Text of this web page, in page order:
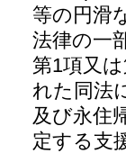
等の円滑
法律の一
第1項又
れた同法
及び永住
定する支